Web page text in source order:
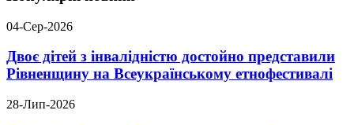
04-Сер-2026
Двоє дітей з інвалідністю достойно представили
Рівненщину на Всеукраїнському етнофестивалі
28-Лип-2026